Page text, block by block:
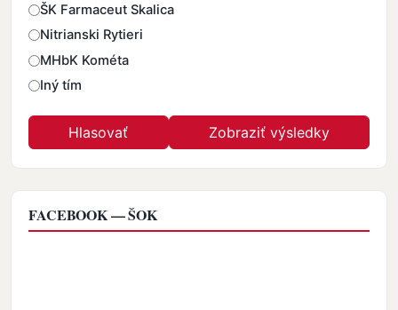
ŠK Farmaceut Skalica
Nitrianski Rytieri
MHbK Kométa
Iný tím
FACEBOOK — ŠOK